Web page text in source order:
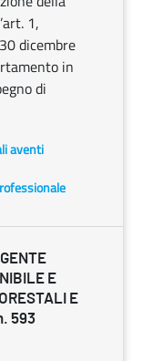
1,
dicembre
in
di
aventi
E
E
593